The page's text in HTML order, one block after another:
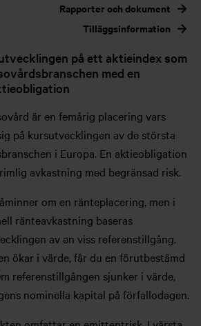
på ett aktieindex som
med en
är en femårig placering vars
på kursutvecklingen av de största
i Europa. En aktieobligation
avkastning med begränsad risk.
om en ränteplacering, men i
ränteavkastning baseras
av en viss referenstillgång.
ökar i värde, får du en förutbestämd
referenstillgången sjunker i värde,
nominella kapital på förfallodagen.
Rapporter och dokument
Tilläggsinformation